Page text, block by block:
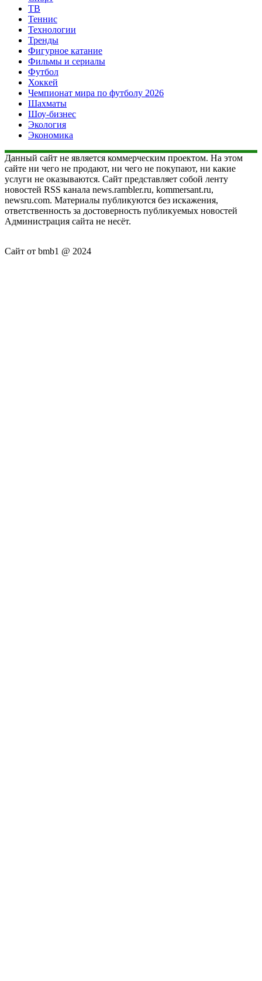
ТВ
Теннис
Технологии
Тренды
Фигурное катание
Фильмы и сериалы
Футбол
Хоккей
Чемпионат мира по футболу 2026
Шахматы
Шоу-бизнес
Экология
Экономика
Данный сайт не является коммерческим проектом. На этом
сайте ни чего не продают, ни чего не покупают, ни какие
услуги не оказываются. Сайт представляет собой ленту
новостей RSS канала news.rambler.ru, kommersant.ru,
newsru.com. Материалы публикуются без искажения,
ответственность за достоверность публикуемых новостей
Администрация сайта не несёт.
Сайт от bmb1 @ 2024